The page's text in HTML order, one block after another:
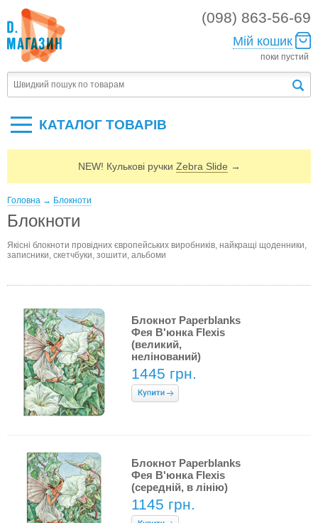
(098) 863-56-69
Мій кошик
поки пустий
КАТАЛОГ ТОВАРIВ
NEW! Кулькові ручки Zebra Slide →
Головна → Блокноти
Блокноти
Якісні блокноти провідних європейських виробників, найкращі щоденники,
записники, скетчбуки, зошити, альбоми
Блокнот Paperblanks
Фея В'юнка Flexis
(великий,
нелінований)
1445 грн.
Блокнот Paperblanks
Фея В'юнка Flexis
(середній, в лінію)
1145 грн.